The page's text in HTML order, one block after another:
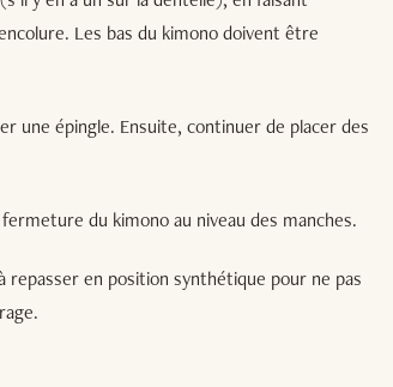
Les bas du kimono doivent être
une épingle. Ensuite, continuer de placer des
du kimono au niveau des manches.
repasser en position synthétique pour ne pas